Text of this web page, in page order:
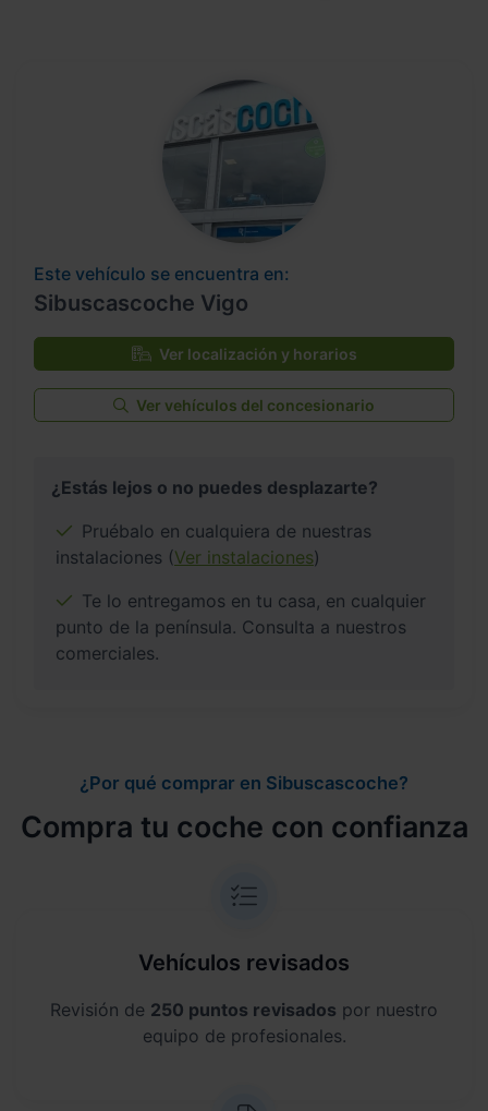
Este vehículo se encuentra en:
Sibuscascoche Vigo
Ver localización y horarios
Ver vehículos del concesionario
¿Estás lejos o no puedes desplazarte?
Pruébalo en cualquiera de nuestras
instalaciones (Ver instalaciones)
Te lo entregamos en tu casa, en cualquier
punto de la península. Consulta a nuestros
comerciales.
¿Por qué comprar en Sibuscascoche?
Compra tu coche con confianza
Vehículos revisados
Revisión de 250 puntos revisados por nuestro
equipo de profesionales.